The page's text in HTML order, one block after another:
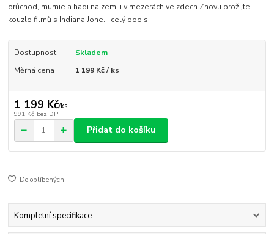
průchod, mumie a hadi na zemi i v mezerách ve zdech.Znovu prožijte
kouzlo filmů s Indiana Jone... celý popis
Dostupnost
Skladem
Měrná cena
1 199 Kč / ks
1 199 Kč/ks
991 Kč bez DPH
Přidat do košíku
Do oblíbených
Kompletní specifikace